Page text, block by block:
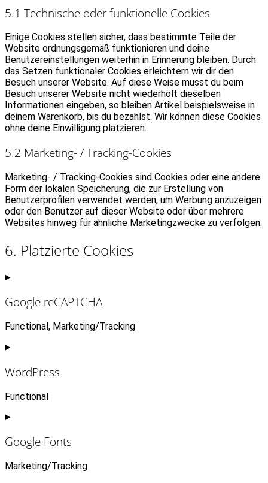
5.1 Technische oder funktionelle Cookies
Einige Cookies stellen sicher, dass bestimmte Teile der
Website ordnungsgemäß funktionieren und deine
Benutzereinstellungen weiterhin in Erinnerung bleiben. Durch
das Setzen funktionaler Cookies erleichtern wir dir den
Besuch unserer Website. Auf diese Weise musst du beim
Besuch unserer Website nicht wiederholt dieselben
Informationen eingeben, so bleiben Artikel beispielsweise in
deinem Warenkorb, bis du bezahlst. Wir können diese Cookies
ohne deine Einwilligung platzieren.
5.2 Marketing- / Tracking-Cookies
Marketing- / Tracking-Cookies sind Cookies oder eine andere
Form der lokalen Speicherung, die zur Erstellung von
Benutzerprofilen verwendet werden, um Werbung anzuzeigen
oder den Benutzer auf dieser Website oder über mehrere
Websites hinweg für ähnliche Marketingzwecke zu verfolgen.
6. Platzierte Cookies
Google reCAPTCHA
Functional, Marketing/Tracking
Consent
service
recaptcha
WordPress
Functional
Consent
service
wordpress
Google Fonts
Marketing/Tracking